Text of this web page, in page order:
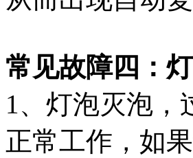
常见故障四：
1、灯泡灭泡，
正常工作，如